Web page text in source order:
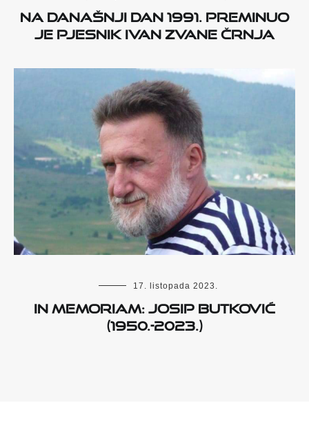
Na današnji dan 1991. preminuo
je pjesnik Ivan Zvane Črnja
17. listopada 2023.
In memoriam: Josip Butković
(1950.-2023.)